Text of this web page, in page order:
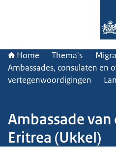
Home Thema's
Ambassades, consulaten en
vertegenwoordigingen
Ambassade van
Eritrea (Ukkel)